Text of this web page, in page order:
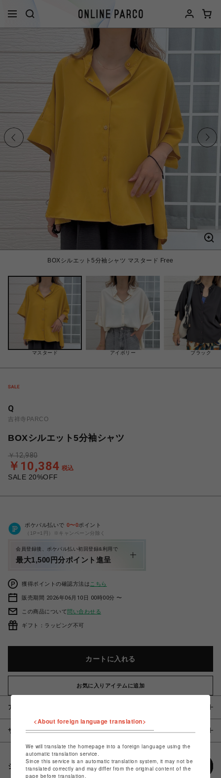
BOXシルエット5分袖シャツ マスタード Free
マスタード アイボリー ブラック
Q
吉祥寺PARCO
BOXシルエット5分袖シャツ
SALE 20%OFF
￥10,384 税込
￥12,980
ポケパル払いで 0〜0ポイント
（1P=1円）※キャンペーン分除く
会員登録後、ポケパル払い初回登録&利用で
最大1,500円分ポイント進呈
獲得ポイントの確認方法は こちら
販売期間 2026年06月10日 00時00分 〜
この商品について問い合わせる
ギフト：ラッピング不可
カートに入れる
お気に入りアイテムに追加
アイテム説明 / 素材
サイズ
シェアする
<About foreign language translation>
We will translate the homepage into a foreign language using the
automatic translation service.
Since this service is an automatic translation system, it may not be
translated correctly and may differ from the original content of the
page before translation.